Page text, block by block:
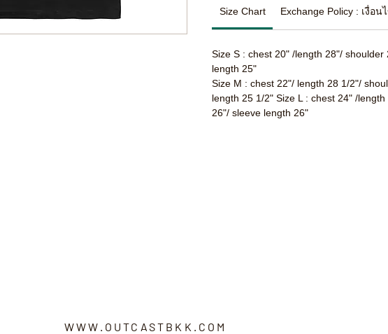
Size Chart Exchange Policy : เงื่อน
Size S : chest 20" /length 28"/ shoulder
length 25"
Size M : chest 22"/ length 28 1/2"/
length 25 1/2" Size L : chest 24" /
26"/ sleeve length 26"
WWW.OUTCASTBKK.COM